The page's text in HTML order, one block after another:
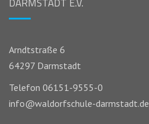
Arndtstraße 6
64297 Darmstadt
Telefon 06151-9555-0
info@waldorfschule-darmstadt.de